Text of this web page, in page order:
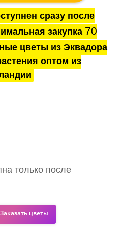
сразу после
закупка 70
цветы из Эквадора
оптом из
только после
Заказать цветы